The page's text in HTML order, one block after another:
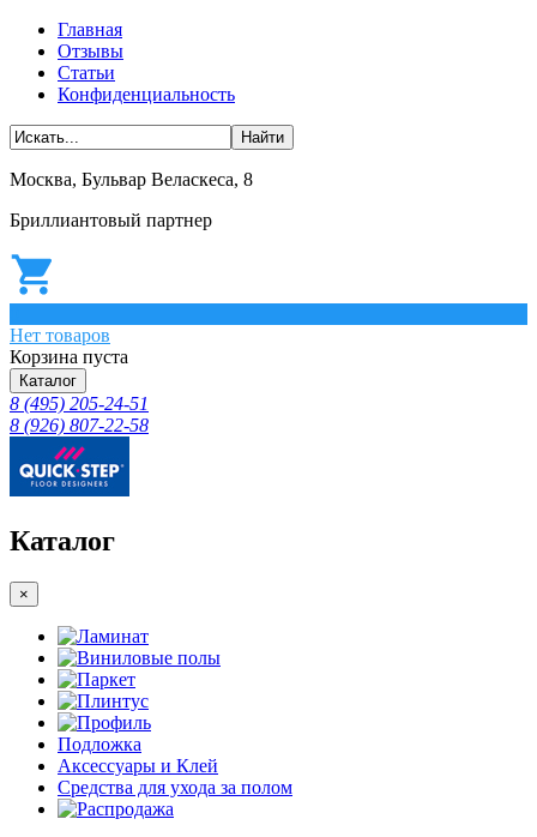
Главная
Отзывы
Статьи
Конфиденциальность
Москва, Бульвар Веласкеса, 8
Бриллиантовый партнер
Нет товаров
Корзина пуста
Каталог
8 (495) 205-24-51
8 (926) 807-22-58
Каталог
×
Ламинат
Виниловые полы
Паркет
Плинтус
Профиль
Подложка
Аксессуары и Клей
Средства для ухода за полом
Распродажа